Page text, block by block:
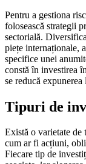
Pentru a gestiona
folosească strategii
sectorială.
piețe internaționale,
specifice unei
constă în investirea
se reducă
Tipuri de
Există o varietate
cum ar fi acțiuni,
Fiecare tip de